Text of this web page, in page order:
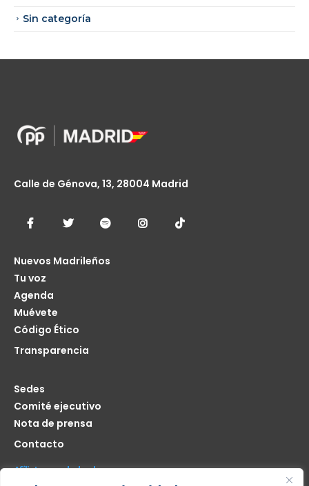
Sin categoría
Calle de Génova, 13, 28004 Madrid
Nuevos Madrileños
Tu voz
Agenda
Muévete
Código Ético
Transparencia
Sedes
Comité ejecutivo
Nota de prensa
Contacto
Afíliate seas de donde seas